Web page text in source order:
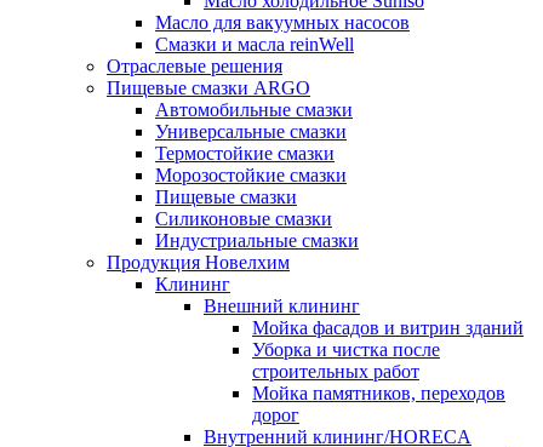
Масло для вакуумных насосов
Смазки и масла reinWell
Отраслевые решения
Пищевые смазки ARGO
Автомобильные смазки
Универсальные смазки
Термостойкие смазки
Морозостойкие смазки
Пищевые смазки
Силиконовые смазки
Индустриальные смазки
Продукция Новелхим
Клининг
Внешний клининг
Мойка фасадов и витрин зданий
Уборка и чистка после
строительных работ
Мойка памятников, переходов
дорог
Внутренний клининг/HORECA